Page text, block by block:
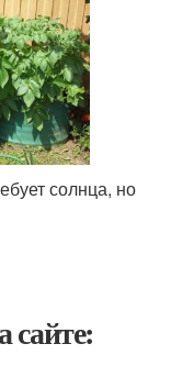
солнца, но
сайте: